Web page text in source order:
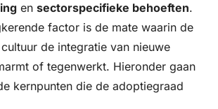
en sectorspecifieke behoeften.
factor is de mate waarin de
de integratie van nieuwe
of tegenwerkt. Hieronder gaan
kernpunten die de adoptiegraad